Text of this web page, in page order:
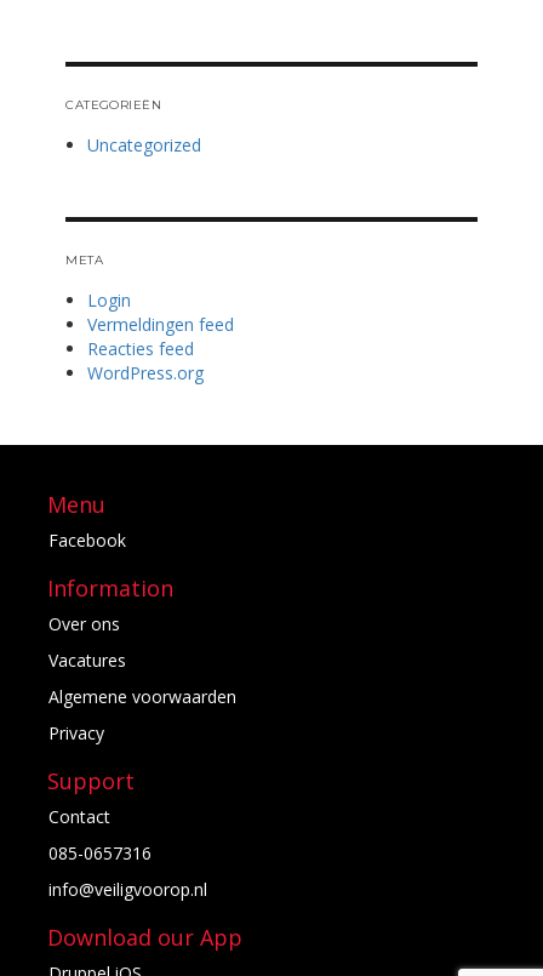
CATEGORIEËN
Uncategorized
META
Login
Vermeldingen feed
Reacties feed
WordPress.org
Menu
Facebook
Information
Over ons
Vacatures
Algemene voorwaarden
Privacy
Support
Contact
085-0657316
info@veiligvoorop.nl
Download our App